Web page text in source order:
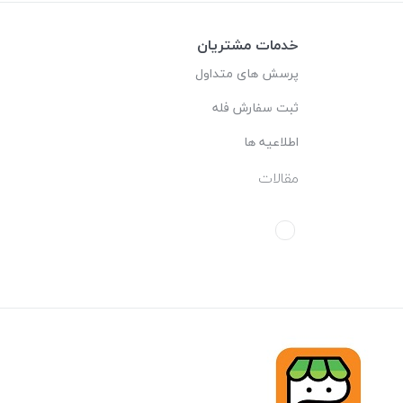
خدمات مشتریان
پرسش های متداول
ثبت سفارش فله
اطلاعیه ها
مقالات